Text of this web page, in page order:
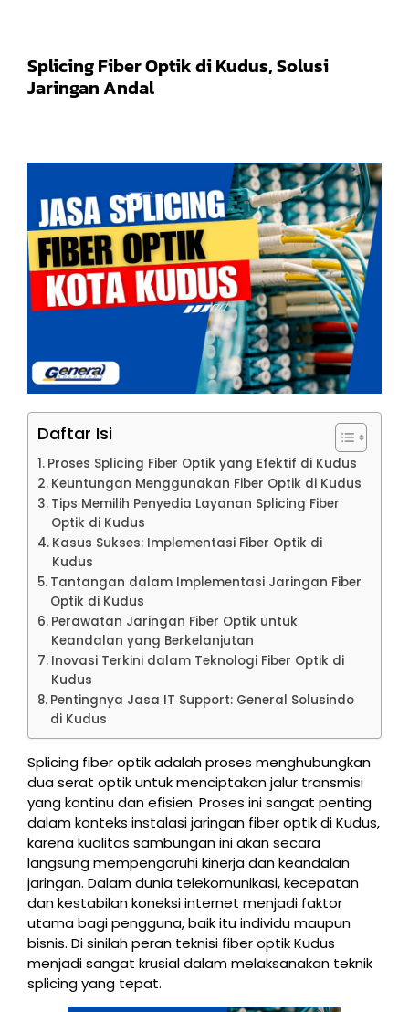
Splicing Fiber Optik di Kudus, Solusi
Jaringan Andal
Daftar Isi
Proses Splicing Fiber Optik yang Efektif di Kudus
Keuntungan Menggunakan Fiber Optik di Kudus
Tips Memilih Penyedia Layanan Splicing Fiber
Optik di Kudus
Kasus Sukses: Implementasi Fiber Optik di
Kudus
Tantangan dalam Implementasi Jaringan Fiber
Optik di Kudus
Perawatan Jaringan Fiber Optik untuk
Keandalan yang Berkelanjutan
Inovasi Terkini dalam Teknologi Fiber Optik di
Kudus
Pentingnya Jasa IT Support: General Solusindo
di Kudus
Splicing fiber optik adalah proses menghubungkan
dua serat optik untuk menciptakan jalur transmisi
yang kontinu dan efisien. Proses ini sangat penting
dalam konteks instalasi jaringan fiber optik di Kudus,
karena kualitas sambungan ini akan secara
langsung mempengaruhi kinerja dan keandalan
jaringan. Dalam dunia telekomunikasi, kecepatan
dan kestabilan koneksi internet menjadi faktor
utama bagi pengguna, baik itu individu maupun
bisnis. Di sinilah peran teknisi fiber optik Kudus
menjadi sangat krusial dalam melaksanakan teknik
splicing yang tepat.